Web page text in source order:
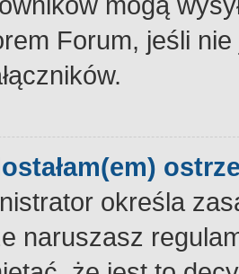
Forum, jeśli
określa
naruszasz